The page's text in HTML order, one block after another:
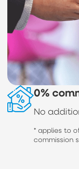
0%
No
* applies to
commission